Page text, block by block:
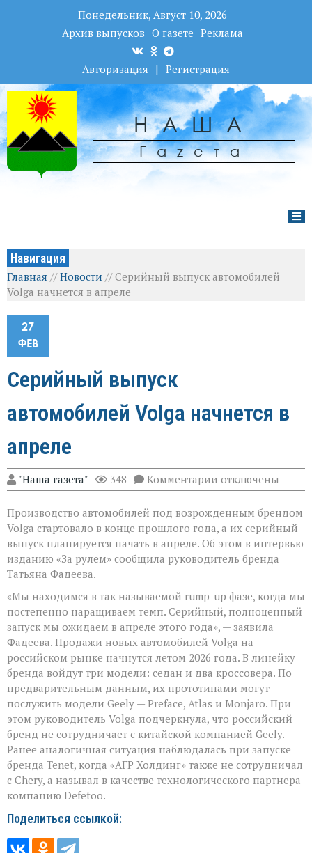
Понедельник, Август 10, 2026
Архив выпусков О газете Реклама
Авторизация | Регистрация
НАША
Гаzета
Навигация
Главная //Новости //Серийный выпуск автомобилей
Volga начнется в апреле
27
ФЕВ
Серийный выпуск
автомобилей Volga начнется в
апреле
"Наша газета" 348 Комментарии к
записи
выпуск
автомобилей
Volga
начнется
в
отключены
Производство автомобилей под возрожденным брендом
Volga стартовало в конце прошлого года, а их серийный
выпуск планируется начать в апреле. Об этом в интервью
изданию «За рулем» сообщила руководитель бренда
Татьяна Фадеева.
«Мы находимся в так называемой rump-up фазе, когда мы
постепенно наращиваем темп. Серийный, полноценный
запуск мы ожидаем в апреле этого года», — заявила
Фадеева. Продажи новых автомобилей Volga на
российском рынке начнутся летом 2026 года. В линейку
бренда войдут три модели: седан и два кроссовера. По
предварительным данным, их прототипами могут
послужить модели Geely — Preface, Atlas и Monjaro. При
этом руководитель Volga подчеркнула, что российский
бренд не сотрудничает с китайской компанией Geely.
Ранее аналогичная ситуация наблюдалась при запуске
бренда Tenet, когда «АГР Холдинг» также не сотрудничал
с Chery, а называл в качестве технологического партнера
компанию Defetoo.
Поделиться ссылкой: